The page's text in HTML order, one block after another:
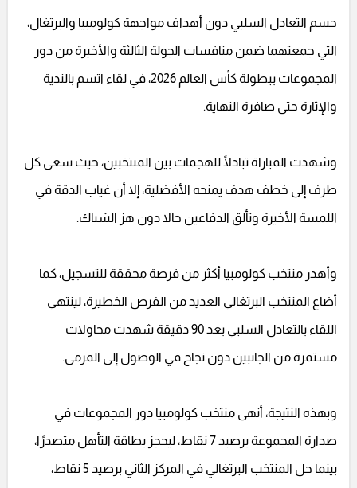
حسم التعادل السلبي دون أهداف مواجهة كولومبيا والبرتغال،
التي جمعتهما ضمن منافسات الجولة الثالثة والأخيرة من دور
المجموعات ببطولة كأس العالم 2026، في لقاء اتسم بالندية
والإثارة حتى صافرة النهاية.
وشهدت المباراة تبادلًا للهجمات بين المنتخبين، حيث سعى كل
طرف إلى خطف هدف يمنحه الأفضلية، إلا أن غياب الدقة في
اللمسة الأخيرة وتألق الدفاعين حالا دون هز الشباك.
وأهدر منتخب كولومبيا أكثر من فرصة محققة للتسجيل، كما
أضاع المنتخب البرتغالي العديد من الفرص الخطيرة، لينتهي
اللقاء بالتعادل السلبي بعد 90 دقيقة شهدت محاولات
مستمرة من الجانبين دون نجاح في الوصول إلى المرمى.
وبهذه النتيجة، أنهى منتخب كولومبيا دور المجموعات في
صدارة المجموعة برصيد 7 نقاط، ليحجز بطاقة التأهل متصدرًا،
بينما حل المنتخب البرتغالي في المركز الثاني برصيد 5 نقاط،